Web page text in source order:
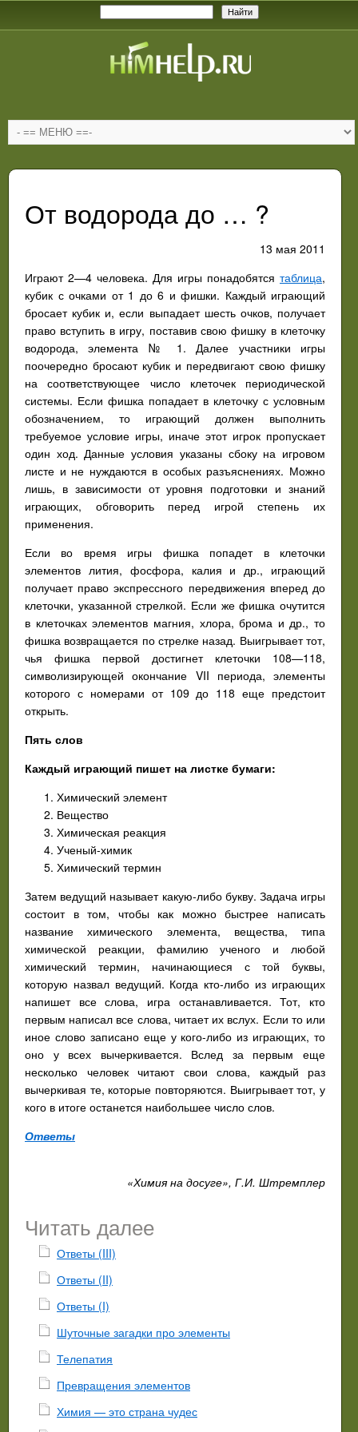
От водорода до … ?
13 мая 2011
Играют 2—4 человека. Для игры понадобятся таблица,
кубик с очками от 1 до 6 и фишки. Каждый играющий
бросает кубик и, если выпадает шесть очков, получает
право вступить в игру, поставив свою фишку в клеточку
водорода, элемента № 1. Далее участники игры
поочередно бросают кубик и передвигают свою фишку
на соответствующее число клеточек периодической
системы. Если фишка попадает в клеточку с условным
обозначением, то играющий должен выполнить
требуемое условие игры, иначе этот игрок пропускает
один ход. Данные условия указаны сбоку на игровом
листе и не нуждаются в особых разъяснениях. Можно
лишь, в зависимости от уровня подготовки и знаний
играющих, обговорить перед игрой степень их
применения.
Если во время игры фишка попадет в клеточки
элементов лития, фосфора, калия и др., играющий
получает право экспрессного передвижения вперед до
клеточки, указанной стрелкой. Если же фишка очутится
в клеточках элементов магния, хлора, брома и др., то
фишка возвращается по стрелке назад. Выигрывает тот,
чья фишка первой достигнет клеточки 108—118,
символизирующей окончание VII периода, элементы
которого с номерами от 109 до 118 еще предстоит
открыть.
Пять слов
Каждый играющий пишет на листке бумаги:
Химический элемент
Вещество
Химическая реакция
Ученый-химик
Химический термин
Затем ведущий называет какую-либо букву. Задача игры
состоит в том, чтобы как можно быстрее написать
название химического элемента, вещества, типа
химической реакции, фамилию ученого и любой
химический термин, начинающиеся с той буквы,
которую назвал ведущий. Когда кто-либо из играющих
напишет все слова, игра останавливается. Тот, кто
первым написал все слова, читает их вслух. Если то или
иное слово записано еще у кого-либо из играющих, то
оно у всех вычеркивается. Вслед за первым еще
несколько человек читают свои слова, каждый раз
вычеркивая те, которые повторяются. Выигрывает тот, у
кого в итоге останется наибольшее число слов.
Ответы
«Химия на досуге», Г.И. Штремплер
Читать далее
Ответы (III)
Ответы (II)
Ответы (I)
Шуточные загадки про элементы
Телепатия
Превращения элементов
Химия — это страна чудес